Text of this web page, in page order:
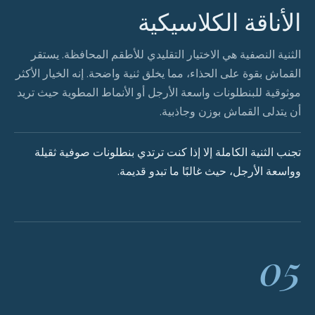
الأناقة الكلاسيكية
الثنية النصفية هي الاختيار التقليدي للأطقم المحافظة. يستقر
القماش بقوة على الحذاء، مما يخلق ثنية واضحة. إنه الخيار الأكثر
موثوقية للبنطلونات واسعة الأرجل أو الأنماط المطوية حيث تريد
أن يتدلى القماش بوزن وجاذبية.
تجنب الثنية الكاملة إلا إذا كنت ترتدي بنطلونات صوفية ثقيلة
وواسعة الأرجل، حيث غالبًا ما تبدو قديمة.
05